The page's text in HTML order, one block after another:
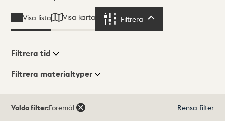
Visa lista Visa karta Filtrera
Visningsläge
Filtrera tid
Filtrera materialtyper
träffar
Valda filter:Föremål Rensa filter